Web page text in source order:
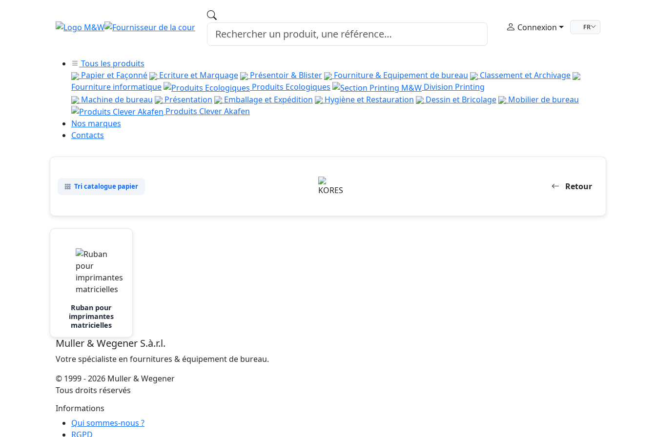
Connexion FR
Tous les produits
Papier et Façonné
Ecriture et Marquage Présentoir & Blister Fourniture & Equipement de bureau
Classement et Archivage
Fourniture informatique
Produits Ecologiques
Division Printing
Machine de bureau
Présentation Emballage et Expédition Hygiène et Restauration Dessin et Bricolage
Mobilier de bureau
Produits Clever Akafen
Nos marques
Contacts
Tri catalogue papier Retour
Ruban pour
imprimantes
matricielles
Muller & Wegener S.à.r.l.
Votre spécialiste en fournitures & équipement de bureau.
© 1999 - 2026 Muller & Wegener
Tous droits réservés
Informations
Qui sommes-nous ?
RGPD